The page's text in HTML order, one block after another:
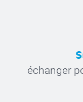
échanger